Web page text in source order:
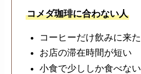
コメダ珈琲に合わない人
コーヒーだけ飲みに来た
お店の滞在時間が短い
小食で少ししか食べない